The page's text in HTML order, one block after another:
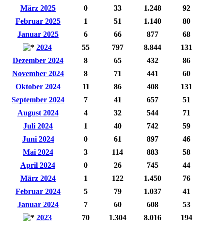
März 2025
0 33 1.248
92
Februar 2025
1 51 1.140
80
Januar 2025
6 66 877
68
2024
55 797 8.844
131
Dezember 2024
8 65 432
86
November 2024
8 71 441
60
Oktober 2024
11 86 408
131
September 2024
7 41 657
51
August 2024
4 32 544
71
Juli 2024
1 40 742
59
Juni 2024
0 61 897
46
Mai 2024
3 114 883
58
April 2024
0 26 745
44
März 2024
1 122 1.450
76
Februar 2024
5 79 1.037
41
Januar 2024
7 60 608
53
2023
70 1.304 8.016
194